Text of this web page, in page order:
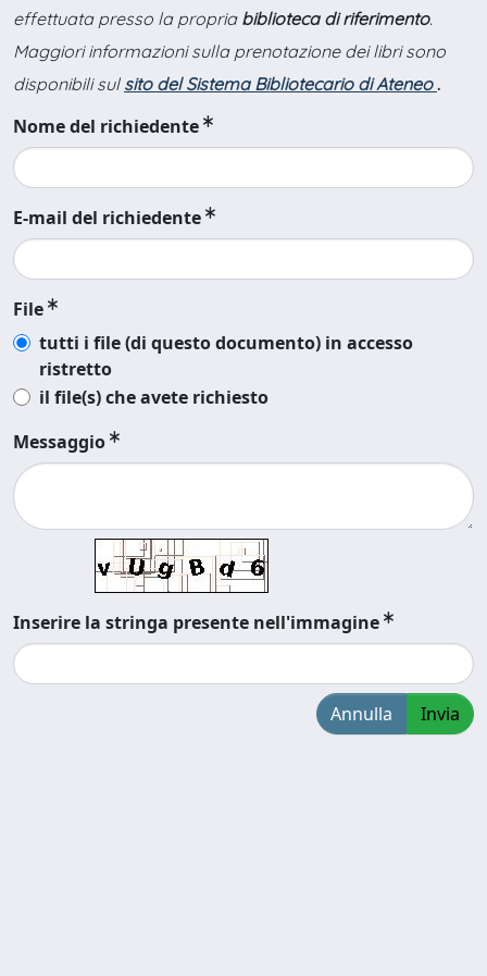
effettuata presso la propria biblioteca di riferimento.
Maggiori informazioni sulla prenotazione dei libri sono
disponibili sul sito del Sistema Bibliotecario di Ateneo .
Nome del richiedente
E-mail del richiedente
File
tutti i file (di questo documento) in accesso
ristretto
il file(s) che avete richiesto
Messaggio
Inserire la stringa presente nell'immagine
Annulla Invia